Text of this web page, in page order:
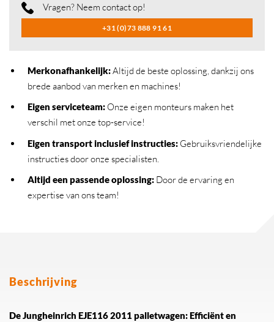
Vragen? Neem contact op!
+31 (0)73 888 91 61
Merkonafhankelijk:Altijd de beste oplossing, dankzij ons
brede aanbod van merken en machines!
Eigen serviceteam:Onze eigen monteurs maken het
verschil met onze top-service!
Eigen transport inclusief instructies:Gebruiksvriendelijke
instructies door onze specialisten.
Altijd een passende oplossing:Door de ervaring en
expertise van ons team!
Beschrijving
De Jungheinrich EJE116 2011 palletwagen: Efficiënt en